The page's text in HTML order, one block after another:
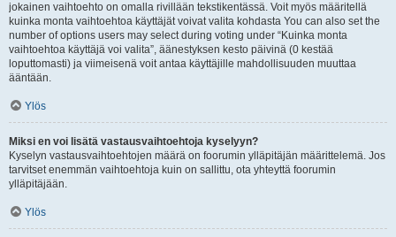
jokainen vaihtoehto on omalla rivillään tekstikentässä. Voit myös määritellä
kuinka monta vaihtoehtoa käyttäjät voivat valita kohdasta You can also set the
number of options users may select during voting under “Kuinka monta
vaihtoehtoa käyttäjä voi valita”, äänestyksen kesto päivinä (0 kestää
loputtomasti) ja viimeisenä voit antaa käyttäjille mahdollisuuden muuttaa
ääntään.
Ylös
Miksi en voi lisätä vastausvaihtoehtoja kyselyyn?
Kyselyn vastausvaihtoehtojen määrä on foorumin ylläpitäjän määrittelemä. Jos
tarvitset enemmän vaihtoehtoja kuin on sallittu, ota yhteyttä foorumin
ylläpitäjään.
Ylös